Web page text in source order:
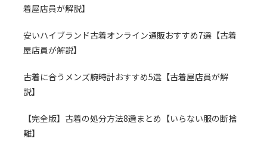
着屋店員が解説】
安いハイブランド古着オンライン通販おすすめ7選【古着
屋店員が解説】
古着に合うメンズ腕時計おすすめ5選【古着屋店員が解
説】
【完全版】古着の処分方法8選まとめ【いらない服の断捨
離】